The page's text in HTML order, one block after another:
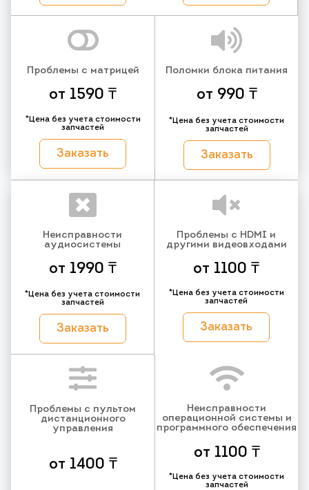
Проблемы с матрицей
от 1590 ₸
*Цена без учета стоимости
запчастей
Заказать
Поломки блока питания
от 990 ₸
*Цена без учета стоимости
запчастей
Заказать
Неисправности
аудиосистемы
от 1990 ₸
*Цена без учета стоимости
запчастей
Заказать
Проблемы с HDMI и
другими видеовходами
от 1100 ₸
*Цена без учета стоимости
запчастей
Заказать
Проблемы с пультом
дистанционного
управления
от 1400 ₸
Неисправности
операционной системы и
программного обеспечения
от 1100 ₸
*Цена без учета стоимости
запчастей